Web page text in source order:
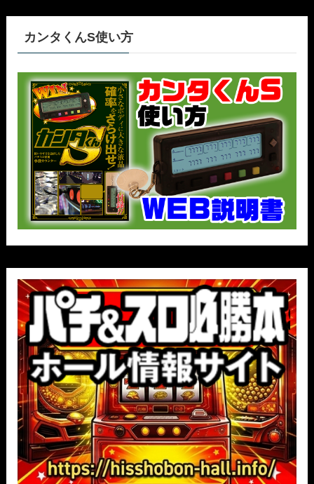
カンタくんS使い方